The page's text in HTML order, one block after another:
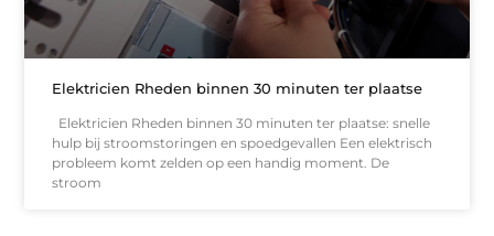
Elektricien Rheden binnen 30 minuten ter plaatse
Elektricien Rheden binnen 30 minuten ter plaatse: snelle
hulp bij stroomstoringen en spoedgevallen Een elektrisch
probleem komt zelden op een handig moment. De
stroom